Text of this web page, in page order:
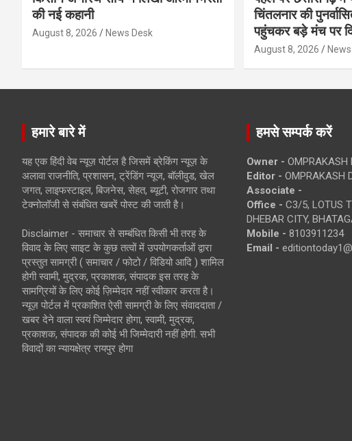
की नई कहानी
August 8, 2026 News Desk
चिंतलनार की
पहुंचकर बड़े मंच पर
August 8, 2026
हमारे बारे में
यह एक हिंदी वेब न्यूज़ पोर्टल है जिसमें ब्रेकिंग न्यूज़ के
अलावा राजनीति, प्रशासन, ट्रेंडिंग न्यूज, बॉलीवुड, खेल
जगत, लाइफस्टाइल, बिजनेस, सेहत, ब्यूटी, रोजगार तथा
टेक्नोलॉजी से संबंधित खबरें पोस्ट की जाती है।
Disclaimer - समाचार से सम्बंधित किसी भी तरह के
विवाद के लिए साइट के कुछ तत्वों में उपयोगकर्ताओं द्वारा
प्रस्तुत सामग्री ( समाचार / फोटो / विडियो आदि ) शामिल
होगी स्वामी, मुद्रक, प्रकाशक, संपादक इस तरह के
सामग्रियों के लिए कोई ज़िम्मेदार नहीं स्वीकार करता है।
न्यूज़ पोर्टल में प्रकाशित ऐसी सामग्री के लिए संवाददाता /
खबर देने वाला स्वयं जिम्मेदार होगा, स्वामी, मुद्रक,
प्रकाशक, संपादक की कोई भी जिम्मेदारी नहीं होगी. सभी
विवादों का न्यायक्षेत्र रायपुर होगा
हमसे सम्पर्क करें
Owner - OMPRAKASH
Editor - OMPRAKASH
Associate -
Office - C3/5, LOTUS
DHEBAR CITY,
Mobile - 8103911234
Email -